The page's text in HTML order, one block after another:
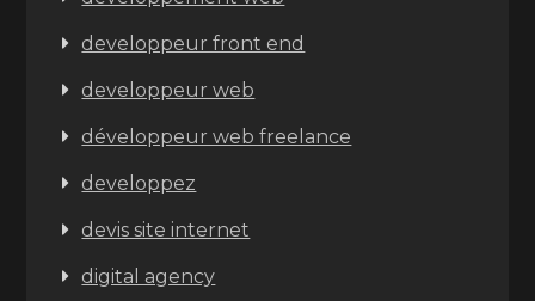
developpeur front end
developpeur web
développeur web freelance
developpez
devis site internet
digital agency